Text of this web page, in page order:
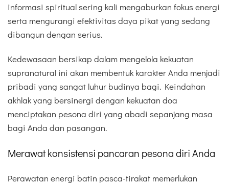
informasi spiritual sering kali mengaburkan fokus energi
serta mengurangi efektivitas daya pikat yang sedang
dibangun dengan serius.
Kedewasaan bersikap dalam mengelola kekuatan
supranatural ini akan membentuk karakter Anda menjadi
pribadi yang sangat luhur budinya bagi. Keindahan
akhlak yang bersinergi dengan kekuatan doa
menciptakan pesona diri yang abadi sepanjang masa
bagi Anda dan pasangan.
Merawat konsistensi pancaran pesona diri Anda
Perawatan energi batin pasca-tirakat memerlukan